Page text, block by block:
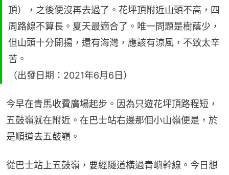
頂），之後便沒再去過了。花坪頂附近山頭不高，四
周路線不算長。夏天最適合了。唯一問題是樹蔭少，
但山頭十分開揚，還有海灣，應該有涼風，不致太辛
苦。
（出發日期：2021年6月6日）
今早在青馬收費廣場起步。因為只遊花坪頂路程短，
五鼓嶺就在附近。在巴士站右邊那個小山嶺便是，於
是順道去五鼓嶺。
從巴士站上五鼓嶺，要經隧道橫過青嶼幹線。今日想